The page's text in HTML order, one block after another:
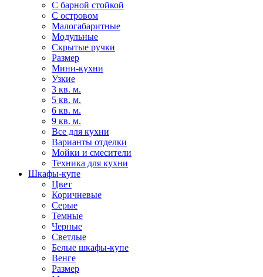
С барной стойкой
С островом
Малогабаритные
Модульные
Скрытые ручки
Размер
Мини-кухни
Узкие
3 кв. м.
5 кв. м.
6 кв. м.
9 кв. м.
Все для кухни
Варианты отделки
Мойки и смесители
Техника для кухни
Шкафы-купе
Цвет
Коричневые
Серые
Темные
Черные
Светлые
Белые шкафы-купе
Венге
Размер